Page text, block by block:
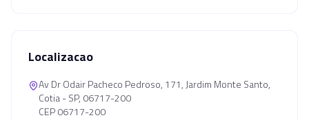
Localizacao
Av Dr Odair Pacheco Pedroso, 171, Jardim Monte Santo,
Cotia - SP, 06717-200
CEP 06717-200